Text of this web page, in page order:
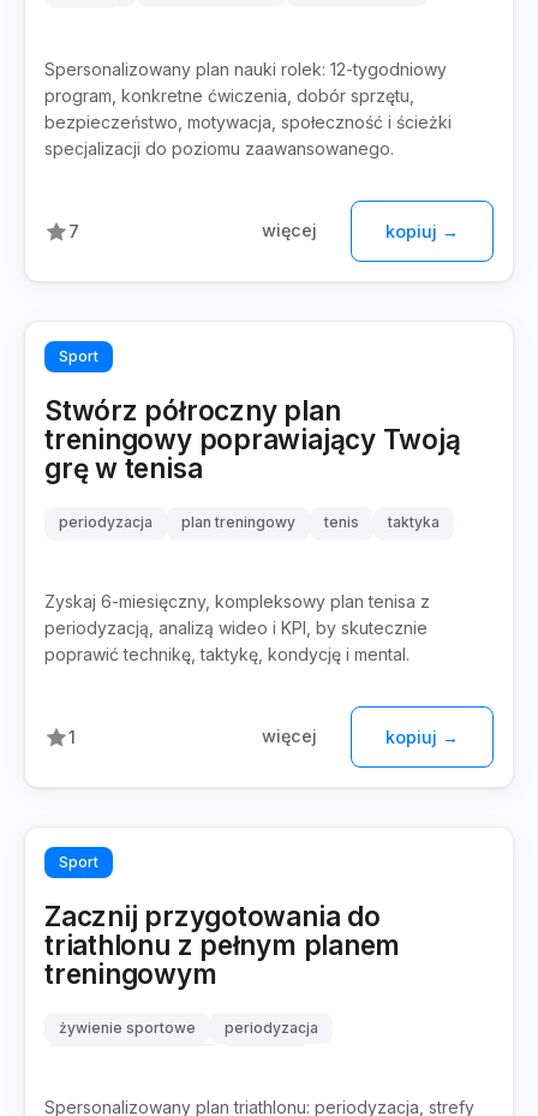
Spersonalizowany plan nauki rolek: 12-tygodniowy
program, konkretne ćwiczenia, dobór sprzętu,
bezpieczeństwo, motywacja, społeczność i ścieżki
specjalizacji do poziomu zaawansowanego.
7 więcej kopiuj →
Sport
Stwórz półroczny plan
treningowy poprawiający Twoją
grę w tenisa
periodyzacja plan treningowy tenis taktyka
Zyskaj 6-miesięczny, kompleksowy plan tenisa z
periodyzacją, analizą wideo i KPI, by skutecznie
poprawić technikę, taktykę, kondycję i mental.
1 więcej kopiuj →
Sport
Zacznij przygotowania do
triathlonu z pełnym planem
treningowym
żywienie sportowe
periodyzacja
Spersonalizowany plan triathlonu: periodyzacja, strefy